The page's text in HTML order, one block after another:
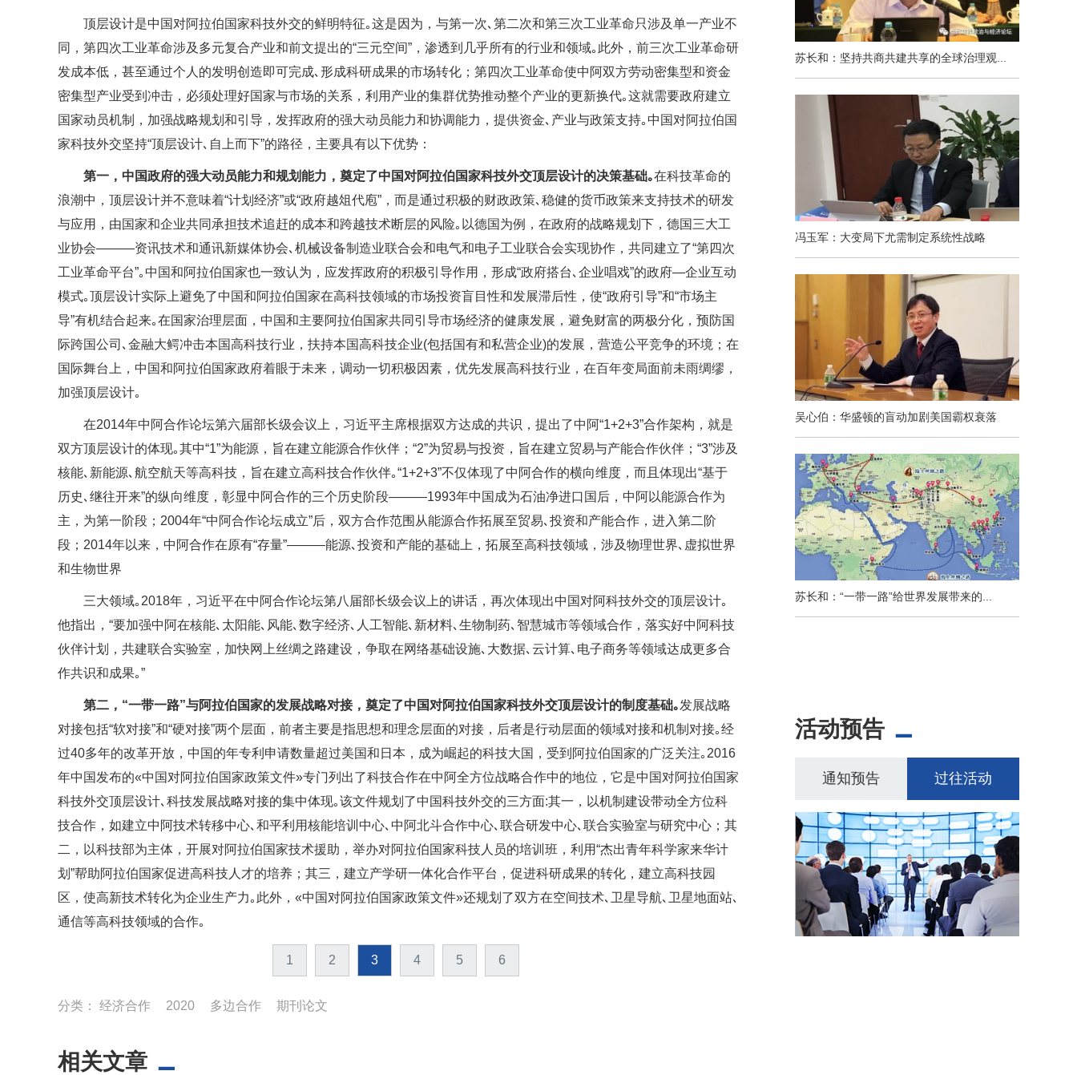
顶层设计是中国对阿拉伯国家科技外交的鲜明特征｡这是因为，与第一次､第二次和第三次工业革命只涉及单一产业不
同，第四次工业革命涉及多元复合产业和前文提出的“三元空间”，渗透到几乎所有的行业和领域｡此外，前三次工业革命研
发成本低，甚至通过个人的发明创造即可完成､形成科研成果的市场转化；第四次工业革命使中阿双方劳动密集型和资金
密集型产业受到冲击，必须处理好国家与市场的关系，利用产业的集群优势推动整个产业的更新换代｡这就需要政府建立
国家动员机制，加强战略规划和引导，发挥政府的强大动员能力和协调能力，提供资金､产业与政策支持｡中国对阿拉伯国
家科技外交坚持“顶层设计､自上而下”的路径，主要具有以下优势：
第一，中国政府的强大动员能力和规划能力，奠定了中国对阿拉伯国家科技外交顶层设计的决策基础｡在科技革命的
浪潮中，顶层设计并不意味着“计划经济”或“政府越俎代庖”，而是通过积极的财政政策､稳健的货币政策来支持技术的研发
与应用，由国家和企业共同承担技术追赶的成本和跨越技术断层的风险｡以德国为例，在政府的战略规划下，德国三大工
业协会———资讯技术和通讯新媒体协会､机械设备制造业联合会和电气和电子工业联合会实现协作，共同建立了“第四次
工业革命平台”｡中国和阿拉伯国家也一致认为，应发挥政府的积极引导作用，形成“政府搭台､企业唱戏”的政府—企业互动
模式｡顶层设计实际上避免了中国和阿拉伯国家在高科技领域的市场投资盲目性和发展滞后性，使“政府引导”和“市场主
导”有机结合起来｡在国家治理层面，中国和主要阿拉伯国家共同引导市场经济的健康发展，避免财富的两极分化，预防国
际跨国公司､金融大鳄冲击本国高科技行业，扶持本国高科技企业(包括国有和私营企业)的发展，营造公平竞争的环境；在
国际舞台上，中国和阿拉伯国家政府着眼于未来，调动一切积极因素，优先发展高科技行业，在百年变局面前未雨绸缪，
加强顶层设计｡
在2014年中阿合作论坛第六届部长级会议上，习近平主席根据双方达成的共识，提出了中阿“1+2+3”合作架构，就是
双方顶层设计的体现｡其中“1”为能源，旨在建立能源合作伙伴；“2”为贸易与投资，旨在建立贸易与产能合作伙伴；“3”涉及
核能､新能源､航空航天等高科技，旨在建立高科技合作伙伴｡“1+2+3”不仅体现了中阿合作的横向维度，而且体现出“基于
历史､继往开来”的纵向维度，彰显中阿合作的三个历史阶段———1993年中国成为石油净进口国后，中阿以能源合作为
主，为第一阶段；2004年“中阿合作论坛成立”后，双方合作范围从能源合作拓展至贸易､投资和产能合作，进入第二阶
段；2014年以来，中阿合作在原有“存量”———能源､投资和产能的基础上，拓展至高科技领域，涉及物理世界､虚拟世界
和生物世界
三大领域｡2018年，习近平在中阿合作论坛第八届部长级会议上的讲话，再次体现出中国对阿科技外交的顶层设计｡
他指出，“要加强中阿在核能､太阳能､风能､数字经济､人工智能､新材料､生物制药､智慧城市等领域合作，落实好中阿科技
伙伴计划，共建联合实验室，加快网上丝绸之路建设，争取在网络基础设施､大数据､云计算､电子商务等领域达成更多合
作共识和成果｡”
第二，“一带一路”与阿拉伯国家的发展战略对接，奠定了中国对阿拉伯国家科技外交顶层设计的制度基础｡发展战略
对接包括“软对接”和“硬对接”两个层面，前者主要是指思想和理念层面的对接，后者是行动层面的领域对接和机制对接｡经
过40多年的改革开放，中国的年专利申请数量超过美国和日本，成为崛起的科技大国，受到阿拉伯国家的广泛关注｡2016
年中国发布的«中国对阿拉伯国家政策文件»专门列出了科技合作在中阿全方位战略合作中的地位，它是中国对阿拉伯国家
科技外交顶层设计､科技发展战略对接的集中体现｡该文件规划了中国科技外交的三方面:其一，以机制建设带动全方位科
技合作，如建立中阿技术转移中心､和平利用核能培训中心､中阿北斗合作中心､联合研发中心､联合实验室与研究中心；其
二，以科技部为主体，开展对阿拉伯国家技术援助，举办对阿拉伯国家科技人员的培训班，利用“杰出青年科学家来华计
划”帮助阿拉伯国家促进高科技人才的培养；其三，建立产学研一体化合作平台，促进科研成果的转化，建立高科技园
区，使高新技术转化为企业生产力｡此外，«中国对阿拉伯国家政策文件»还规划了双方在空间技术､卫星导航､卫星地面站､
通信等高科技领域的合作｡
1 2 3 4 5 6
分类： 经济合作 2020 多边合作 期刊论文
相关文章
苏长和：坚持共商共建共享的全球治理观...
冯玉军：大变局下尤需制定系统性战略
吴心伯：华盛顿的盲动加剧美国霸权衰落
苏长和：“一带一路”给世界发展带来的...
活动预告
通知预告 过往活动